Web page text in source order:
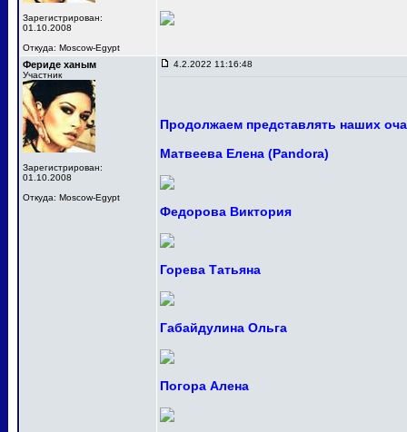
Зарегистрирован:
01.10.2008
Откуда: Moscow-Egypt
Фериде ханым
Участник
Зарегистрирован:
01.10.2008
Откуда: Moscow-Egypt
4.2.2022 11:16:48
Продолжаем представлять наших
Матвеева Елена (Pandora)
Федорова Виктория
Горева Татьяна
Габайдулина Ольга
Погора Алена